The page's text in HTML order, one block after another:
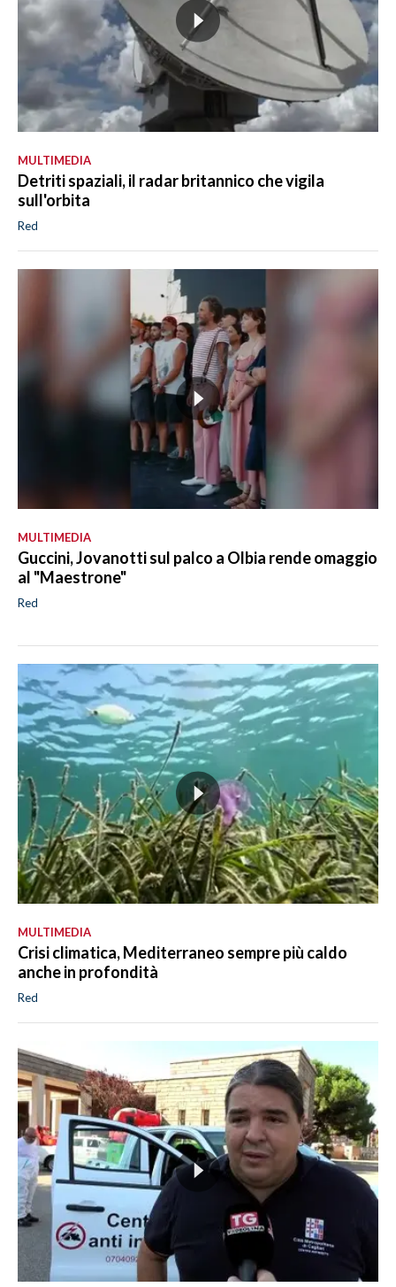
MULTIMEDIA
Detriti spaziali, il radar britannico che vigila
sull'orbita
Red
MULTIMEDIA
Guccini, Jovanotti sul palco a Olbia rende omaggio
al "Maestrone"
Red
MULTIMEDIA
Crisi climatica, Mediterraneo sempre più caldo
anche in profondità
Red